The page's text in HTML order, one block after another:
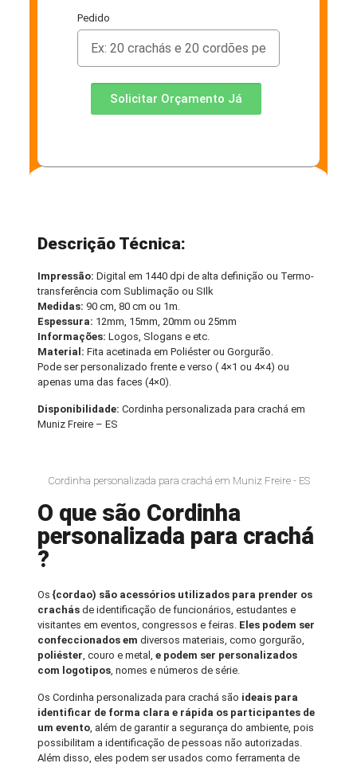
Pedido
Solicitar Orçamento Já
Descrição Técnica:
Impressão: Digital em 1440 dpi de alta definição ou Termo-
transferência com Sublimação ou SIlk
Medidas: 90 cm, 80 cm ou 1m.
Espessura: 12mm, 15mm, 20mm ou 25mm
Informações:Logos, Slogans e etc.
Material: Fita acetinada em Poliéster ou Gorgurão.
Pode ser personalizado frente e verso ( 4×1 ou 4×4) ou
apenas uma das faces (4×0).
Disponibilidade:Cordinha personalizada para crachá em
Muniz Freire – ES
Cordinha personalizada para crachá em Muniz Freire - ES
O que são Cordinha
personalizada para crachá
?
Os {cordao) são acessórios utilizados para prender os
crachás de identificação de funcionários, estudantes e
visitantes em eventos, congressos e feiras. Eles podem ser
confeccionados emdiversos materiais, como gorgurão,
poliéster, couro e metal,e podem ser personalizados
com logotipos, nomes e números de série.
Os Cordinha personalizada para crachá são ideais para
identificar de forma clara e rápida os participantes de
um evento, além de garantir a segurança do ambiente, pois
possibilitam a identificação de pessoas não autorizadas.
Além disso, eles podem ser usados como ferramenta de